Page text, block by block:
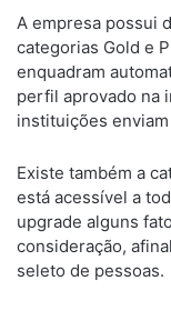
A empresa possui
categorias Gold e
enquadram
perfil aprovado na
instituições
Existe também a
está acessível a
upgrade alguns
consideração,
seleto de pessoas.